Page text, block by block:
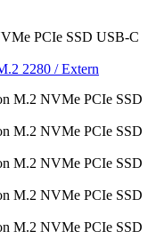
PCIe SSD USB-C
2280 /Extern